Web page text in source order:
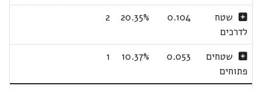
שטח
לדרכים
0.104
20.35%
2
שטחים
פתוחים
0.053
10.37%
1